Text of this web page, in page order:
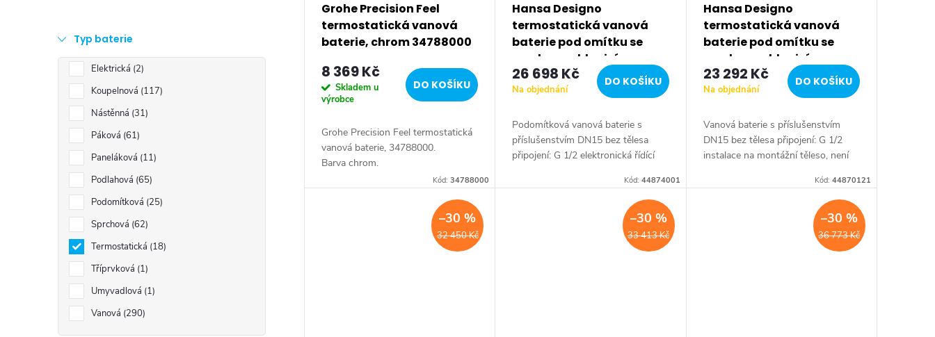
Typ baterie
Elektrická 2
Koupelnová 117
Nástěnná 31
Páková 61
Paneláková 11
Podlahová 65
Podomítková 25
Sprchová 62
Termostatická 18
Tříprvková 1
Umyvadlová 1
Vanová 290
Grohe Precision Feel
termostatická vanová
baterie, chrom 34788000
8 369 Kč
Skladem u
výrobce
DO KOŠÍKU
Grohe Precision Feel termostatická
vanová baterie, 34788000.
Barva chrom.
Kód:34788000
Hansa Designo
termostatická vanová
baterie pod omítku se
sprchovou hlavicí,
elektronický přepínač pro
2 výstupy, chrom
26 698 Kč
Na objednání
DO KOŠÍKU
Podomítková vanová baterie s
příslušenstvím DN15 bez tělesa
připojení: G 1/2 elektronická řídící
V/50-60 Hz, provozní napětí: 12 V...
Kód: 44874001
Hansa Designo
termostatická vanová
baterie pod omítku se
sprchovou hlavicí, s
přepínačem pro 2
výstupy, chrom 44870121
23 292 Kč
Na objednání
DO KOŠÍKU
Vanová baterie s příslušenstvím
DN15 bez tělesa připojení: G 1/2
instalace na montážní těleso, není
výrobek je třeba objednat 1Kód: 44870121
32 450 Kč
–30 %
33 413 Kč
–30 %
36 773 Kč
–30 %